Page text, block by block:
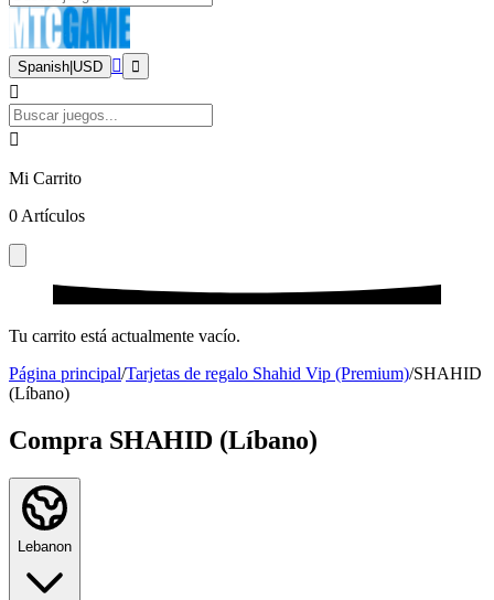
Spanish USD
Mi Carrito
0 Artículos
Tu carrito está actualmente vacío.
Página principal/Tarjetas de regalo Shahid Vip (Premium)/SHAHID
(Líbano)
Compra SHAHID (Líbano)
Lebanon